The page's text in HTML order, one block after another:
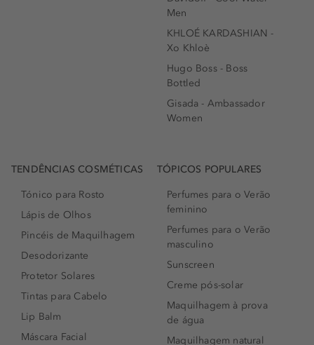
Men
KHLOÉ KARDASHIAN -
Xo Khloè
Hugo Boss - Boss
Bottled
Gisada - Ambassador
Women
TENDÊNCIAS COSMÉTICAS
Tónico para Rosto
Lápis de Olhos
Pincéis de Maquilhagem
Desodorizante
Protetor Solares
Tintas para Cabelo
Lip Balm
Máscara Facial
TÓPICOS POPULARES
Perfumes para o Verão
feminino
Perfumes para o Verão
masculino
Sunscreen
Creme pós-solar
Maquilhagem à prova
de água
Maquilhagem natural